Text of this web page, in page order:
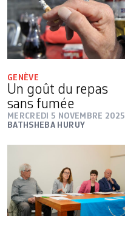
GENÈVE
Un goût du repas
sans fumée
MERCREDI 5 NOVEMBRE 2025
BATHSHEBA HURUY